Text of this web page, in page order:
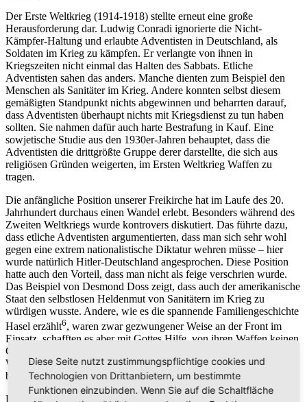
Der Erste Weltkrieg (1914-1918) stellte erneut eine große
Herausforderung dar. Ludwig Conradi ignorierte die Nicht-
Kämpfer-Haltung und erlaubte Adventisten in Deutschland, als
Soldaten im Krieg zu kämpfen. Er verlangte von ihnen in
Kriegszeiten nicht einmal das Halten des Sabbats. Etliche
Adventisten sahen das anders. Manche dienten zum Beispiel den
Menschen als Sanitäter im Krieg. Andere konnten selbst diesem
gemäßigten Standpunkt nichts abgewinnen und beharrten darauf,
dass Adventisten überhaupt nichts mit Kriegsdienst zu tun haben
sollten. Sie nahmen dafür auch harte Bestrafung in Kauf. Eine
sowjetische Studie aus den 1930er-Jahren behauptet, dass die
Adventisten die drittgrößte Gruppe derer darstellte, die sich aus
religiösen Gründen weigerten, im Ersten Weltkrieg Waffen zu
tragen.
Die anfängliche Position unserer Freikirche hat im Laufe des 20.
Jahrhundert durchaus einen Wandel erlebt. Besonders während des
Zweiten Weltkriegs wurde kontrovers diskutiert. Das führte dazu,
dass etliche Adventisten argumentierten, dass man sich sehr wohl
gegen eine extrem nationalistische Diktatur wehren müsse – hier
wurde natürlich Hitler-Deutschland angesprochen. Diese Position
hatte auch den Vorteil, dass man nicht als feige verschrien wurde.
Das Beispiel von Desmond Doss zeigt, dass auch der amerikanische
Staat den selbstlosen Heldenmut von Sanitätern im Krieg zu
würdigen wusste. Andere, wie es die spannende Familiengeschichte
Hasel erzählt6, waren zwar gezwungener Weise an der Front im
Einsatz, schafften es aber mit Gottes Hilfe, von ihren Waffen keinen
Gebrauch zu machen. Wieder andere starben aufgrund ihrer
Weigerung und Gewissensüberzeugung als Märtyrer, was durchaus
bewundernswert ist.
Der Vietnamkrieg (1955-1975) führte innerhalb der
Diese Seite nutzt zustimmungspflichtige cookies und
Technologien von Drittanbietern, um bestimmte
Funktionen einzubinden. Wenn Sie auf die Schaltfläche